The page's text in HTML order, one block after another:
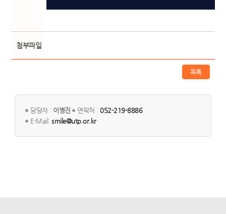
첨부파일
목록
담당자 : 이병진 연락처 :052-219-8886
E-Mail:smile@utp.or.kr